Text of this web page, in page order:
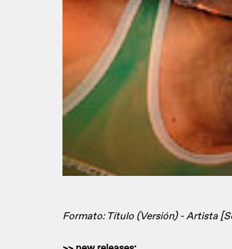
Formato: Título (Versión) - Artista